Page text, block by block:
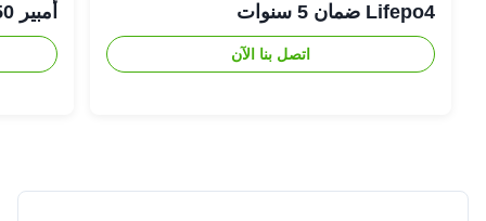
Lifepo4 ضمان 5 سنوات
اتصل بنا الآن
أمبير 18650 بطارية ليثيوم أيون